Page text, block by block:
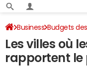
Business Budgets
Classement 2024 des
Les villes où
rapportent le